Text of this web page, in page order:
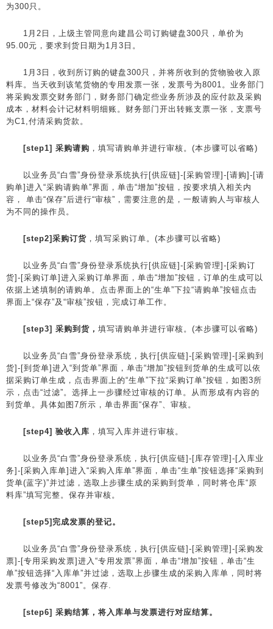
为300只。
1月2日，上级主管同意向建昌公司订购键盘300只，单价为
95.00元，要求到货日期为1月3日。
1月3日，收到所订购的键盘300只，并将所收到的货物验收入原
料库。当天收到该笔货物的专用发票一张，发票号为8001。业务部门
将采购发票交财务部门，财务部门确定些业务所涉及的应付款及采购
成本，材料会计记材料明细账。财务部门开出转账支票一张，支票号
为C1,付清采购货款。
[step1] 采购请购 ，填写请购单并进行审核。(本步骤可以省略)
以业务员“白雪”身份登录系统执行[供应链]-[采购管理]-[请购]-[请
购单]进入“采购请购单”界面，单击“增加”按钮，按要求填入相关内
容， 单击“保存”后进行“审核”，需要注意的是，一般请购人与审核人
为不同的操作员。
[step2]采购订货 ，填写采购订单。(本步骤可以省略)
以业务员“白雪”身份登录系统执行[供应链]-[采购管理]-[采购订
货]-[采购订单]进入采购订单界面，单击“增加”按钮，订单的生成可以
依据上述填制的请购单。点击界面上的“生单”下拉“请购单”按钮点击
界面上“保存”及“审核”按钮，完成订单工作。
[step3] 采购到货， 填写请购单并进行审核。(本步骤可以省略)
以业务员“白雪”身份登录系统，执行[供应链]-[采购管理]-[采购到
货]-[到货单]进入“到货单”界面，单击“增加”按钮到货单的生成可以依
据采购订单生成，点击界面上的“生单”下拉“采购订单”按钮，如图3所
示，点击“过滤”。选择上一步骤经过审核的订单。从而形成有内容的
到货单。具体如图7所示，单击界面“保存”、审核。
[step4] 验收入库 ，填写入库并进行审核。
以业务员“白雪”身份登录系统，执行[供应链]-[库存管理]-[入库业
务]-[采购入库单]进入“采购入库单”界面，单击“生单”按钮选择“采购到
货单(蓝字)”并过滤，选取上步骤生成的采购到货单，同时将仓库“原
料库”填写完整。保存并审核。
[step5]完成发票的登记。
以业务员“白雪”身份登录系统，执行[供应链]-[采购管理]-[采购发
票]-[专用采购发票]进入“专用发票”界面，单击“增加”按钮，单击“生
单”按钮选择“入库单”并过滤，选取上步骤生成的采购入库单，同时将
发票号修改为“8001”。保存.
[step6] 采购结算，将入库单与发票进行对应结算。